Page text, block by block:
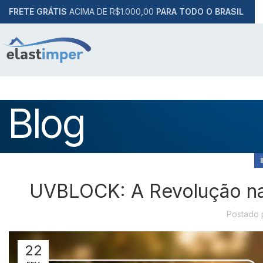
Blog
UVBLOCK: A Revolução
Postado
22
FRETE GRÁTIS ACIMA DE R$1.000,00 PARA TODO O BRASIL